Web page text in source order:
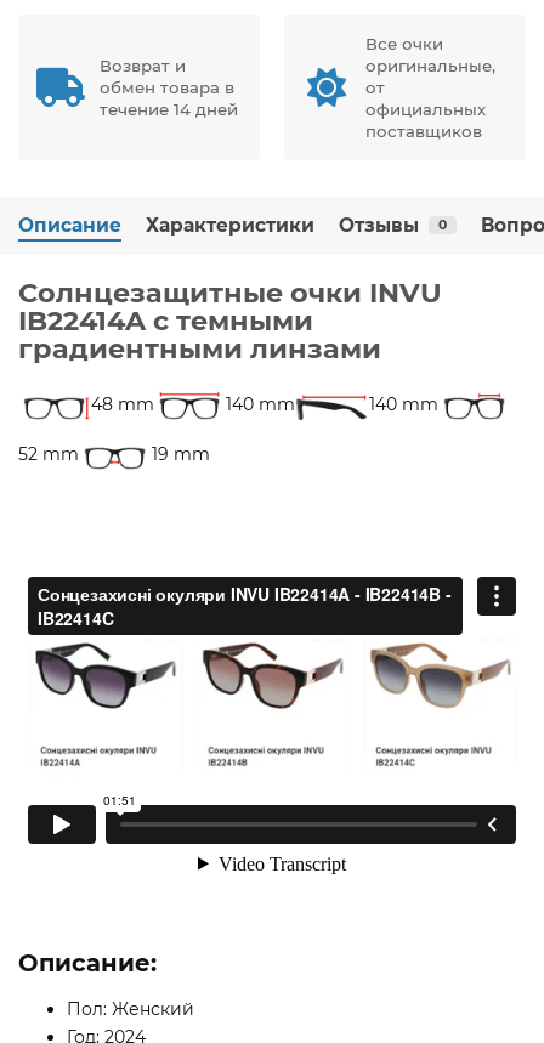
Возврат и
обмен товара в
течение 14 дней
Все очки
оригинальные,
от
официальных
поставщиков
Описание Характеристики Отзывы 0
Солнцезащитные очки INVU
IB22414A с темными
градиентными линзами
48 mm 140 mm 140 mm
52 mm 19 mm
Описание:
Пол: Женский
Год: 2024